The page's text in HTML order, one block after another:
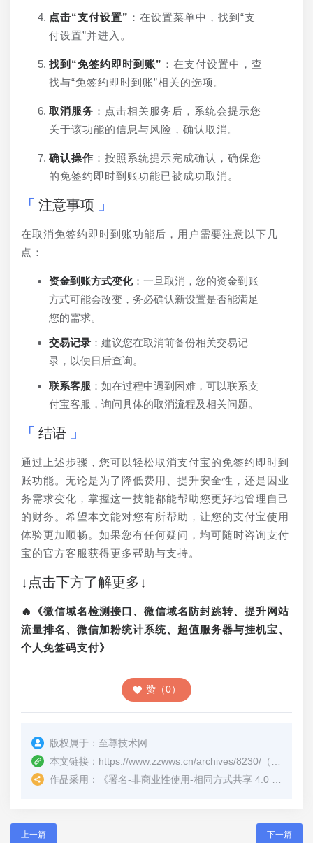
点击“支付设置” ：在设置菜单中，找到“支
付设置”并进入。
找到“免签约即时到账” ：在支付设置中，查
找与“免签约即时到账”相关的选项。
取消服务 ：点击相关服务后，系统会提示您
关于该功能的信息与风险，确认取消。
确认操作 ：按照系统提示完成确认，确保您
的免签约即时到账功能已被成功取消。
注意事项
在取消免签约即时到账功能后，用户需要注意以下几
点：
资金到账方式变化：一旦取消，您的资金到账
方式可能会改变，务必确认新设置是否能满足
您的需求。
交易记录 ：建议您在取消前备份相关交易记
录，以便日后查询。
联系客服 ：如在过程中遇到困难，可以联系支
付宝客服，询问具体的取消流程及相关问题。
结语
通过上述步骤，您可以轻松取消支付宝的免签约即时到
账功能。无论是为了降低费用、提升安全性，还是因业
务需求变化，掌握这一技能都能帮助您更好地管理自己
的财务。希望本文能对您有所帮助，让您的支付宝使用
体验更加顺畅。如果您有任何疑问，均可随时咨询支付
宝的官方客服获得更多帮助与支持。
↓点击下方了解更多↓
🔥《微信域名检测接口、微信域名防封跳转、提升网站
流量排名、微信加粉统计系统、超值服务器与挂机宝、
个人免签码支付》
赞（0）
版权属于： 至尊技术网
本文链接： https://www.zzwws.cn/archives/8230/ （转载时请注明本文出处及文章链接）
作品采用：
《署名-非商业性使用-相同方式共享 4.0 国际 (CC BY-NC-SA 4.0)
上一篇 下一篇